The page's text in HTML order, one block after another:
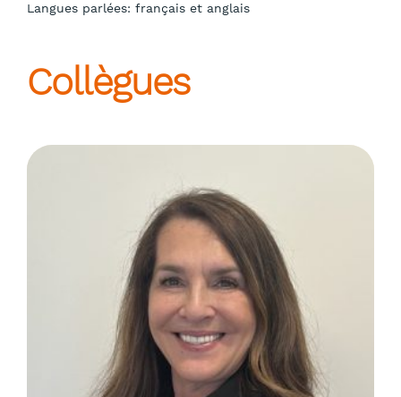
Langues parlées: français et anglais
Collègues